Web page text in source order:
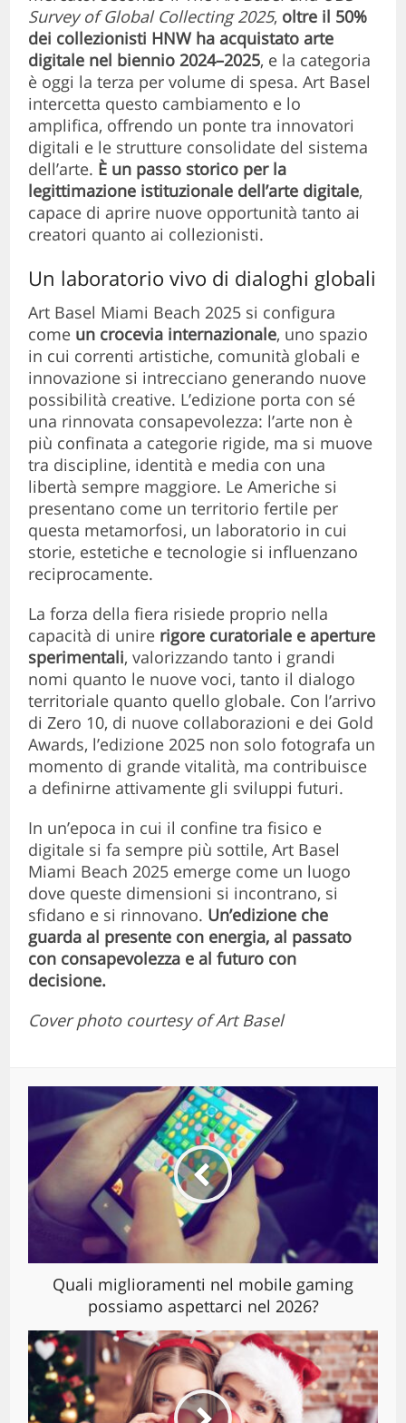
Survey of Global Collecting 2025, oltre il 50%
dei collezionisti HNW ha acquistato arte
digitale nel biennio 2024–2025, e la categoria
è oggi la terza per volume di spesa. Art Basel
intercetta questo cambiamento e lo
amplifica, offrendo un ponte tra innovatori
digitali e le strutture consolidate del sistema
dell’arte. È un passo storico per la
legittimazione istituzionale dell’arte digitale,
capace di aprire nuove opportunità tanto ai
creatori quanto ai collezionisti.
Un laboratorio vivo di dialoghi globali
Art Basel Miami Beach 2025 si configura
come un crocevia internazionale, uno spazio
in cui correnti artistiche, comunità globali e
innovazione si intrecciano generando nuove
possibilità creative. L’edizione porta con sé
una rinnovata consapevolezza: l’arte non è
più confinata a categorie rigide, ma si muove
tra discipline, identità e media con una
libertà sempre maggiore. Le Americhe si
presentano come un territorio fertile per
questa metamorfosi, un laboratorio in cui
storie, estetiche e tecnologie si influenzano
reciprocamente.
La forza della fiera risiede proprio nella
capacità di unire rigore curatoriale e aperture
sperimentali, valorizzando tanto i grandi
nomi quanto le nuove voci, tanto il dialogo
territoriale quanto quello globale. Con l’arrivo
di Zero 10, di nuove collaborazioni e dei Gold
Awards, l’edizione 2025 non solo fotografa un
momento di grande vitalità, ma contribuisce
a definirne attivamente gli sviluppi futuri.
In un’epoca in cui il confine tra fisico e
digitale si fa sempre più sottile, Art Basel
Miami Beach 2025 emerge come un luogo
dove queste dimensioni si incontrano, si
sfidano e si rinnovano. Un’edizione che
guarda al presente con energia, al passato
con consapevolezza e al futuro con
decisione.
Cover photo courtesy of Art Basel
Quali miglioramenti nel mobile gaming
possiamo aspettarci nel 2026?